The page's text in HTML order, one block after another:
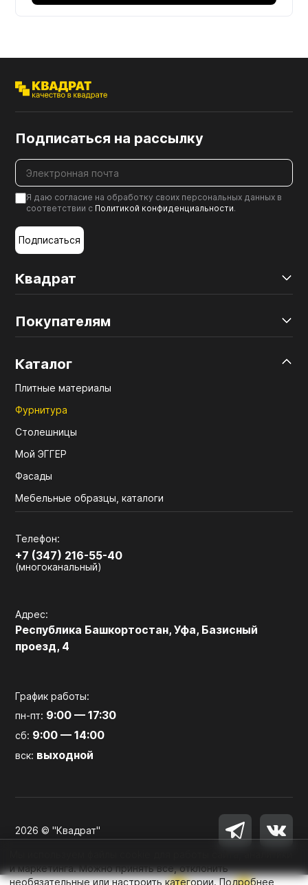
Квадрат
Покупателям
Каталог
Плитные материалы
Фурнитура
Столешницы
Мой ЭГГЕР
Фасады
Мебельные образцы, каталоги
Телефон:
+7 (347) 216-55-40
(многоканальный)
Адрес:
Республика Башкортостан, Уфа, Базисный
проезд, 4
График работы:
пн-пт: 9:00 — 17:30
сб: 9:00 — 14:00
вск: выходной
Подписаться на рассылку
Я даю согласие на обработку своих персональных данных в
соответствии с Политикой конфиденциальности.
Подписаться
2026 © "Квадрат"
и маркетинга. Можно принять все, отклонить
необязательные или настроить категории.Подробнее